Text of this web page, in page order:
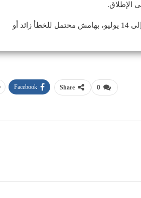
الإطلاق.
وشمل الاستطلاع عينة من 1437 شخصا بالغا وأجري خلال الفترة من 10 إلى 14 يوليو، بهامش محتمل للخطأ زائد أو
0
Share
Facebook